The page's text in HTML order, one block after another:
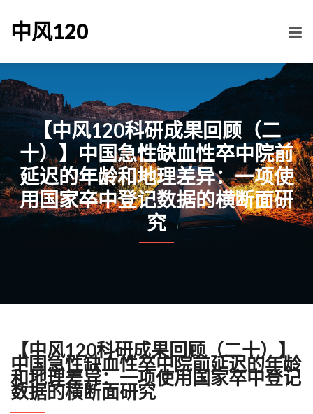
中风120
【中风120科研成果回顾（二
十）】中国急性缺血性卒中院前
延迟的年龄和地理差异：一项使
用国家卒中登记数据的横断面研
究
【中风120科研成果回顾（二十）】
中国急性缺血性卒中院前延迟的年龄
和地理差异：一项使用国家卒中登记
数据的横断面研究